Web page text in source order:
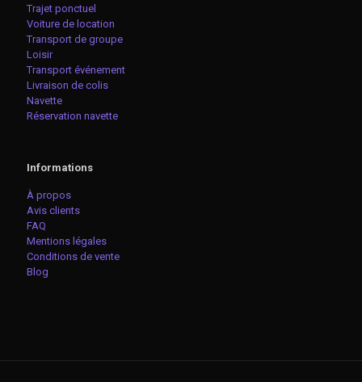
Trajet ponctuel
Voiture de location
Transport de groupe
Loisir
Transport événement
Livraison de colis
Navette
Réservation navette
Informations
À propos
Avis clients
FAQ
Mentions légales
Conditions de vente
Blog